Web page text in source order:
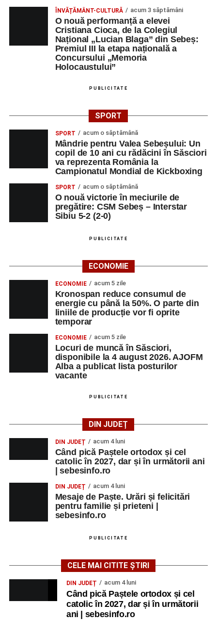
ÎNVĂȚĂMÂNT-CULTURĂ acum 3 săptămâni
O nouă performanță a elevei
Cristiana Cioca, de la Colegiul
Național „Lucian Blaga” din Sebeș:
Premiul III la etapa națională a
Concursului „Memoria
Holocaustului”
PUBLICITATE
SPORT
SPORT acum o săptămână
Mândrie pentru Valea Sebeșului: Un
copil de 10 ani cu rădăcini în Săsciori
va reprezenta România la
Campionatul Mondial de Kickboxing
SPORT acum o săptămână
O nouă victorie în meciurile de
pregătire: CSM Sebeș – Interstar
Sibiu 5-2 (2-0)
PUBLICITATE
ECONOMIE
ECONOMIE acum 5 zile
Kronospan reduce consumul de
energie cu până la 50%. O parte din
liniile de producție vor fi oprite
temporar
ECONOMIE acum 5 zile
Locuri de muncă în Săsciori,
disponibile la 4 august 2026. AJOFM
Alba a publicat lista posturilor
vacante
PUBLICITATE
DIN JUDEȚ
DIN JUDEȚ acum 4 luni
Când pică Paștele ortodox și cel
catolic în 2027, dar și în următorii ani
| sebesinfo.ro
DIN JUDEȚ acum 4 luni
Mesaje de Paște. Urări și felicitări
pentru familie și prieteni |
sebesinfo.ro
PUBLICITATE
CELE MAI CITITE ȘTIRI
DIN JUDEȚ acum 4 luni
Când pică Paștele ortodox și cel
catolic în 2027, dar și în următorii
ani | sebesinfo.ro